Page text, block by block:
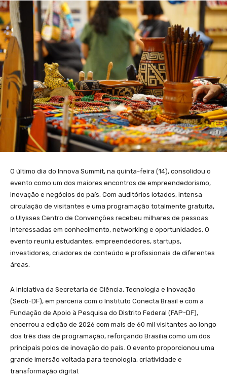
O último dia do Innova Summit, na quinta-feira (14), consolidou o
evento como um dos maiores encontros de empreendedorismo,
inovação e negócios do país. Com auditórios lotados, intensa
circulação de visitantes e uma programação totalmente gratuita,
o Ulysses Centro de Convenções recebeu milhares de pessoas
interessadas em conhecimento, networking e oportunidades. O
evento reuniu estudantes, empreendedores, startups,
investidores, criadores de conteúdo e profissionais de diferentes
áreas.
A iniciativa da Secretaria de Ciência, Tecnologia e Inovação
(Secti-DF), em parceria com o Instituto Conecta Brasil e com a
Fundação de Apoio à Pesquisa do Distrito Federal (FAP-DF),
encerrou a edição de 2026 com mais de 60 mil visitantes ao longo
dos três dias de programação, reforçando Brasília como um dos
principais polos de inovação do país. O evento proporcionou uma
grande imersão voltada para tecnologia, criatividade e
transformação digital.